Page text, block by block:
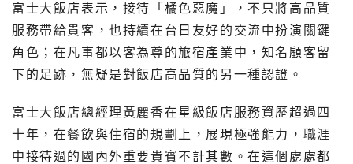
富士大飯店表示，接待「橘色惡魔」，不只將高品質
服務帶給貴客，也持續在台日友好的交流中扮演關鍵
角色；在凡事都以客為尊的旅宿產業中，知名顧客留
下的足跡，無疑是對飯店高品質的另一種認證。
富士大飯店總經理黃麗香在星級飯店服務資歷超過四
十年，在餐飲與住宿的規劃上，展現極強能力，職涯
中接待過的國內外重要貴賓不計其數。在這個處處都